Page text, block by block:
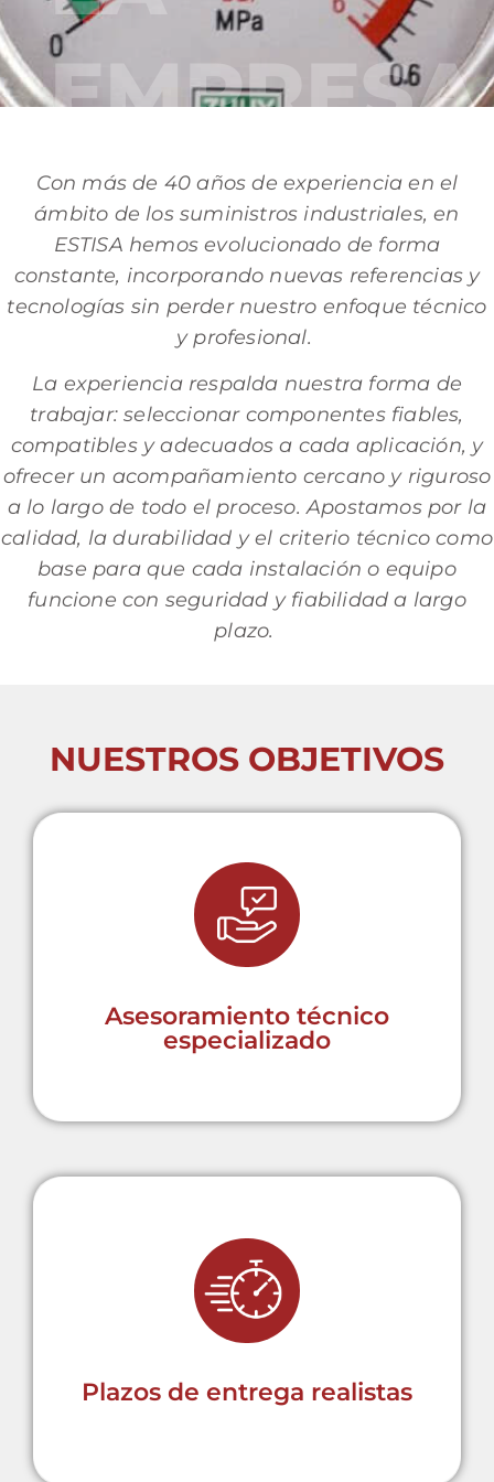
EMPRESA
Con más de 40 años de experiencia en el
ámbito de los suministros industriales, en
ESTISA hemos evolucionado de forma
constante, incorporando nuevas referencias y
tecnologías sin perder nuestro enfoque técnico
y profesional.
La experiencia respalda nuestra forma de
trabajar: seleccionar componentes fiables,
compatibles y adecuados a cada aplicación, y
ofrecer un acompañamiento cercano y riguroso
a lo largo de todo el proceso. Apostamos por la
calidad, la durabilidad y el criterio técnico como
base para que cada instalación o equipo
funcione con seguridad y fiabilidad a largo
plazo.
NUESTROS OBJETIVOS
Asesoramiento técnico
especializado
Esencial para seleccionar el
producto más adecuado a cada
Plazos de entrega realistas
Clave para minimizar tiempos de
inactividad y mantener la
eficiencia operativa en cada